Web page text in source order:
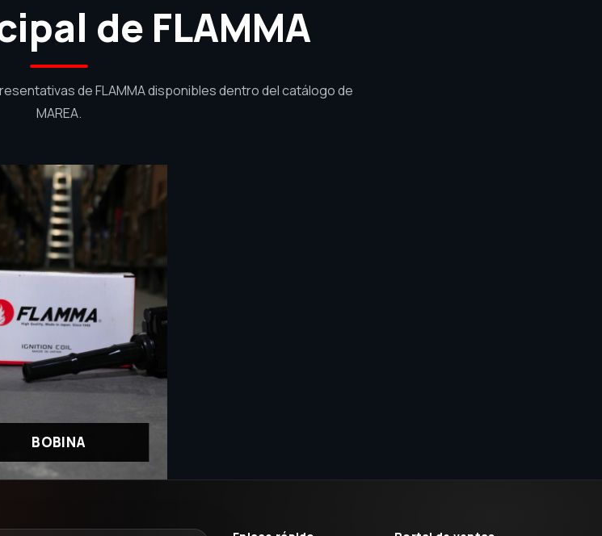
de FLAMMA
de FLAMMA disponibles dentro del catálogo de
MAREA.
BOBINA